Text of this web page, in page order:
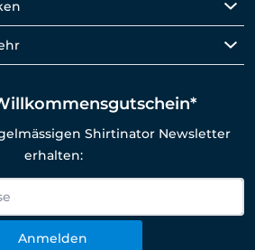
Shirtinator Newsletter
erhalten:
Anmelden